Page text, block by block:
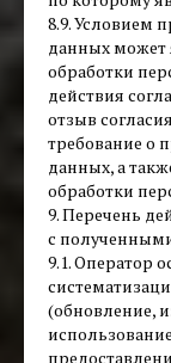
8.9. Условием
данных может
обработки
действия
отзыв
требование о
данных, а
обработки
9. Перечень
с
9.1. Оператор
(обновление,